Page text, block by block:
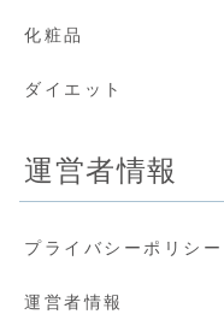
化粧品
ダイエット
運営者情報
プライバシーポリシー
運営者情報